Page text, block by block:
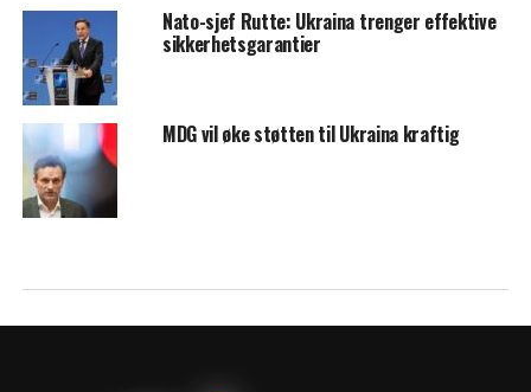
Nato-sjef Rutte: Ukraina trenger effektive
sikkerhetsgarantier
MDG vil øke støtten til Ukraina kraftig